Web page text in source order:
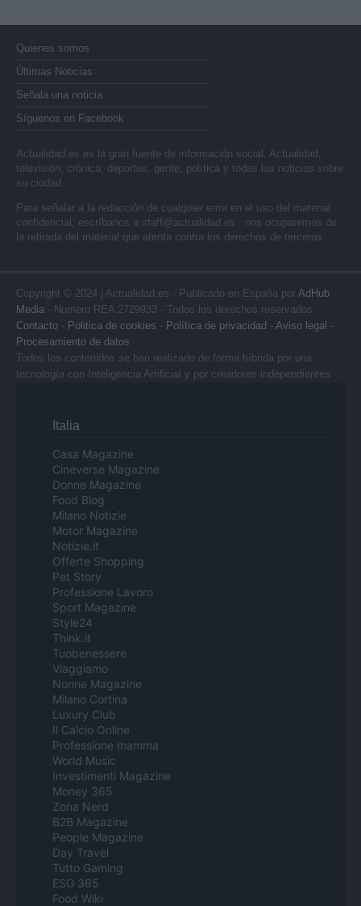
Quienes somos
Últimas Noticias
Señala una noticia
Síguenos en Facebook
Actualidad.es es la gran fuente de información social. Actualidad,
televisión, crónica, deportes, gente, política y todas las noticias sobre
su ciudad.
Para señalar a la redacción de cualquier error en el uso del material
confidencial, escríbanos a staff@actualidad.es : nos ocuparemos de
la retirada del material que atenta contra los derechos de terceros.
Copyright © 2024 | Actualidad.es - Publicado en España por AdHub
Media - Numero REA 2729933 - Todos los derechos reservados.
Contacto - Politica de cookies - Política de privacidad - Aviso legal -
Procesamiento de datos
Todos los contenidos se han realizado de forma híbrida por una
tecnología con Inteligencia Artificial y por creadores independientes
Italia
Casa Magazine
Cineverse Magazine
Donne Magazine
Food Blog
Milano Notizie
Motor Magazine
Notizie.it
Offerte Shopping
Pet Story
Professione Lavoro
Sport Magazine
Style24
Think.it
Tuobenessere
Viaggiamo
Nonne Magazine
Milano Cortina
Luxury Club
Il Calcio Online
Professione mamma
World Music
Investimenti Magazine
Money 365
Zona Nerd
B2B Magazine
People Magazine
Day Travel
Tutto Gaming
ESG 365
Food Wiki